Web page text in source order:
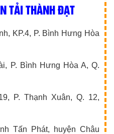
TẢI THÀNH ĐẠT
KP.4, P. Bình Hưng Hòa
P. Bình Hưng Hòa A, Q.
P. Thạnh Xuân, Q. 12,
Tấn Phát, huyện Châu